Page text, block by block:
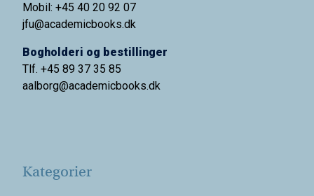
Mobil: +45 40 20 92 07
jfu@academicbooks.dk
Bogholderi og bestillinger
Tlf. +45 89 37 35 85
aalborg@academicbooks.dk
Kategorier